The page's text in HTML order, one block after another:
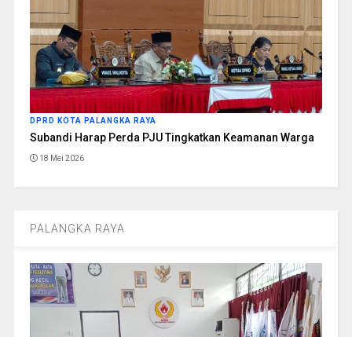
DPRD KOTA PALANGKA RAYA
Subandi Harap Perda PJU Tingkatkan Keamanan Warga
18 Mei 2026
PALANGKA RAYA